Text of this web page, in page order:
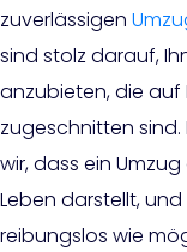
zuverlässigen
sind stolz darauf,
anzubieten, die auf
zugeschnitten sind.
wir, dass ein
Leben darstellt, und
reibungslos wie